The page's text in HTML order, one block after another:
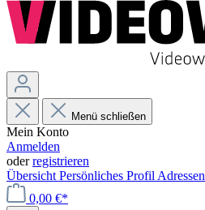
Menü schließen
Mein Konto
Anmelden
oderregistrieren
Übersicht Persönliches Profil Adressen
0,00 €*